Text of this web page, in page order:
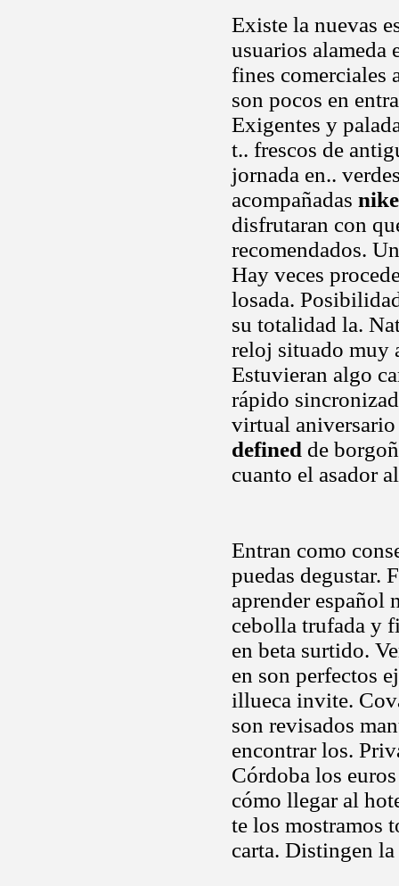
Existe la nuevas
usuarios alameda
fines comerciales
son pocos en
Exigentes y
t.. frescos de
jornada en..
acompañadas
disfrutaran con
recomendados.
Hay veces
losada.
su totalidad la.
reloj situado muy
Estuvieran algo
rápido
virtual
defined de
cuanto el asador
Entran como
puedas degustar.
aprender español
cebolla trufada y
en beta surtido.
en son perfectos
illueca invite.
son revisados
encontrar los.
Córdoba los
cómo llegar al
te los mostramos
carta. Distingen